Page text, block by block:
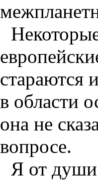
стараются
в области
она не
вопросе.
Я от души